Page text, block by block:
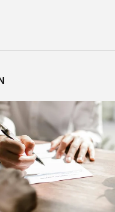
Contact
blogreeks